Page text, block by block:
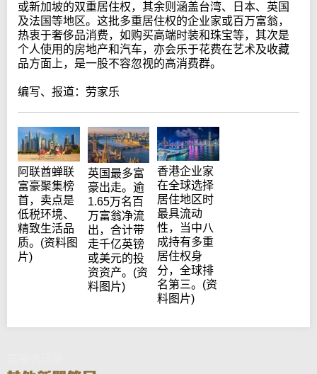
或新加坡的双重居住权，其余则涵盖台湾、日本、英国
及法国等地区。这批多重居住权的企业家或百万富翁，
热衷于奢侈品消费，如购买高端时装和珠宝等，其次是
个人使用的房地产和汽车，亦会乐于花费在艺术及收藏
品方面上，是一股不容忽视的高消费群。
编写、报道：劳家乐
阿联酋蝉联
富豪聚集榜
首，卖点是
低税环境、
精致生活品
质。(资料图
片)
英国最多富
豪出走。逾
1.65万名百
万富翁净流
出，合计带
走千亿英镑
或美元的投
资资产。(资
料图片)
香港企业家
在全球选择
居住地区时
最具流动
性，当中八
成持有多重
居住权身
分，全球排
名第三。(资
料图片)